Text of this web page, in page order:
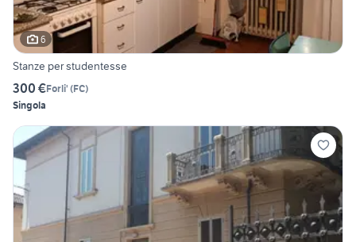
6
Stanze per studentesse
300 €Forli' (FC)
Singola